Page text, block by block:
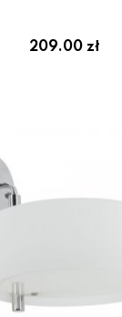
209.00 zł